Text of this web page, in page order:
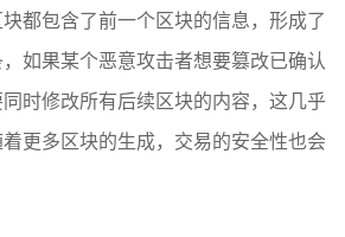
都包含了前一个区块的信息，形成了
如果某个恶意攻击者想要篡改已确认
时修改所有后续区块的内容，这几乎
更多区块的生成，交易的安全性也会